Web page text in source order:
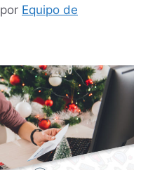
por Equipo de